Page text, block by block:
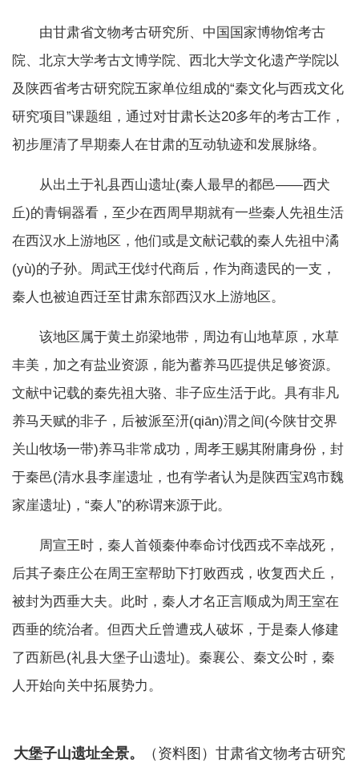
由甘肃省文物考古研究所、中国国家博物馆考古
院、北京大学考古文博学院、西北大学文化遗产学院以
及陕西省考古研究院五家单位组成的“秦文化与西戎文化
研究项目”课题组，通过对甘肃长达20多年的考古工作，
初步厘清了早期秦人在甘肃的互动轨迹和发展脉络。
从出土于礼县西山遗址(秦人最早的都邑——西犬
丘)的青铜器看，至少在西周早期就有一些秦人先祖生活
在西汉水上游地区，他们或是文献记载的秦人先祖中潏
(yù)的子孙。周武王伐纣代商后，作为商遗民的一支，
秦人也被迫西迁至甘肃东部西汉水上游地区。
该地区属于黄土峁梁地带，周边有山地草原，水草
丰美，加之有盐业资源，能为蓄养马匹提供足够资源。
文献中记载的秦先祖大骆、非子应生活于此。具有非凡
养马天赋的非子，后被派至汧(qiān)渭之间(今陕甘交界
关山牧场一带)养马非常成功，周孝王赐其附庸身份，封
于秦邑(清水县李崖遗址，也有学者认为是陕西宝鸡市魏
家崖遗址)，“秦人”的称谓来源于此。
周宣王时，秦人首领秦仲奉命讨伐西戎不幸战死，
后其子秦庄公在周王室帮助下打败西戎，收复西犬丘，
被封为西垂大夫。此时，秦人才名正言顺成为周王室在
西垂的统治者。但西犬丘曾遭戎人破坏，于是秦人修建
了西新邑(礼县大堡子山遗址)。秦襄公、秦文公时，秦
人开始向关中拓展势力。
大堡子山遗址全景。
（资料图）甘肃省文物考古研究